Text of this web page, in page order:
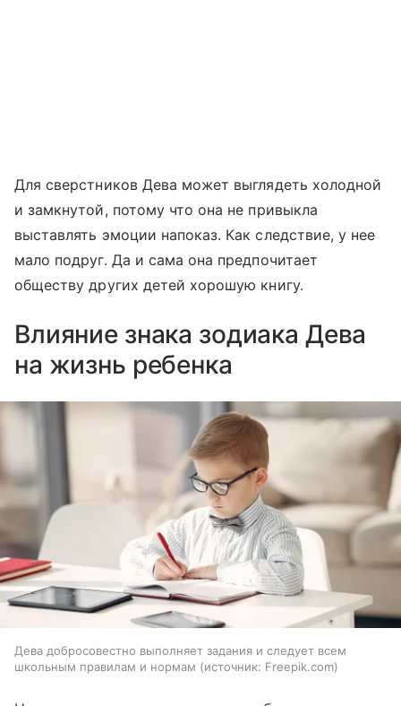
Для сверстников Дева может выглядеть холодной
и замкнутой, потому что она не привыкла
выставлять эмоции напоказ. Как следствие, у нее
мало подруг. Да и сама она предпочитает
обществу других детей хорошую книгу.
Влияние знака зодиака Дева
на жизнь ребенка
Дева добросовестно выполняет задания и следует всем
школьным правилам и нормам
источник: Freepik.com